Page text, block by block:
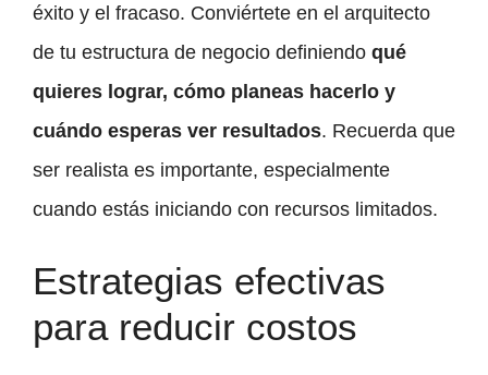
éxito y el fracaso. Conviértete en el arquitecto
de tu estructura de negocio definiendo qué
quieres lograr, cómo planeas hacerlo y
cuándo esperas ver resultados. Recuerda que
ser realista es importante, especialmente
cuando estás iniciando con recursos limitados.
Estrategias efectivas
para reducir costos